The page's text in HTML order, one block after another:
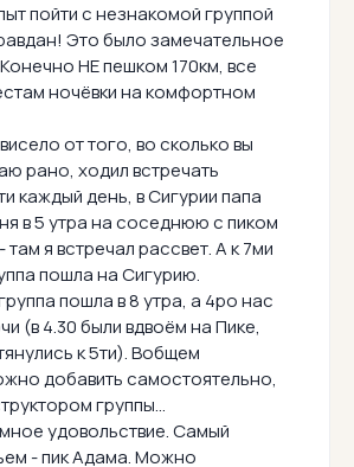
пойти с незнакомой группой
Это было замечательное
НЕ пешком 170км, все
ночёвки на комфортном
от того, во сколько вы
рано, ходил встречать
каждый день, в Сигурии папа
в 5 утра на соседнюю с пиком
там я встречал рассвет. А к 7ми
пошла на Сигурию.
пошла в 8 утра, а 4ро нас
(в 4.30 были вдвоём на Пике,
к 5ти). Вобщем
добавить самостоятельно,
группы...
удовольствие. Самый
- пик Адама. Можно